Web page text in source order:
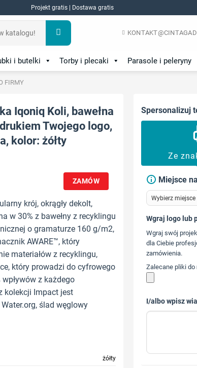
Projekt gratis | Dostawa gratis
i butelki Torby i plecaki Parasole i peleryny
FIRMY
Iqoniq Koli, bawełna
Twojego logo,
kolor: żółty
ZAMÓW
krój, okrągły dekolt,
w 30% z bawełny z recyklingu
o gramaturze 160 g/m2,
AWARE™, który
materiałów z recyklingu,
który prowadzi do cyfrowego
z każdego
kolekcji Impact jest
ślad węglowy
żółty
Spersonalizuj
Ze
Miejsce
Wgraj logo lub
Wgraj swój
dla Ciebie
zamówienia.
Zalecane pliki do
I/albo wpisz